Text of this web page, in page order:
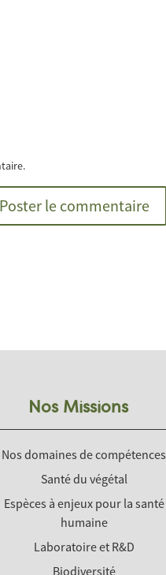
Nos Missions
Nos domaines de compétences
Santé du végétal
Espèces à enjeux pour la santé
humaine
Laboratoire et R&D
Biodiversité